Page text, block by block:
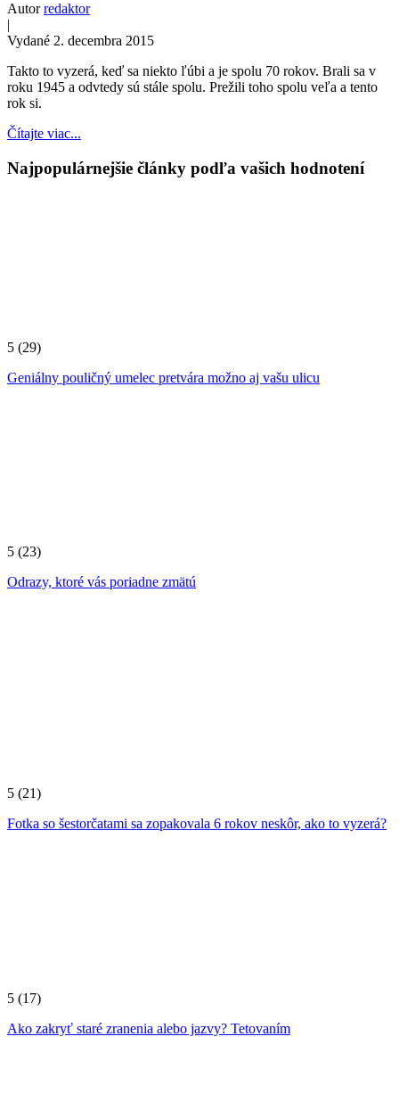
Autorredaktor
|
Vydané 2. decembra 2015
Takto to vyzerá, keď sa niekto ľúbi a je spolu 70 rokov. Brali sa v
roku 1945 a odvtedy sú stále spolu. Prežili toho spolu veľa a tento
rok si.
Čítajte viac...
Najpopulárnejšie články podľa vašich hodnotení
5 (29)
Geniálny pouličný umelec pretvára možno aj vašu ulicu
5 (23)
Odrazy, ktoré vás poriadne zmätú
5 (21)
Fotka so šestorčatami sa zopakovala 6 rokov neskôr, ako to vyzerá?
5 (17)
Ako zakryť staré zranenia alebo jazvy? Tetovaním